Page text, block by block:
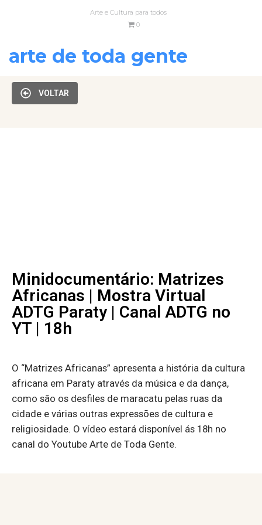
Arte e Cultura para todos
0
arte de toda gente
VOLTAR
Minidocumentário: Matrizes
Africanas | Mostra Virtual
ADTG Paraty | Canal ADTG no
YT | 18h
O “Matrizes Africanas” apresenta a história da cultura
africana em Paraty através da música e da dança,
como são os desfiles de maracatu pelas ruas da
cidade e várias outras expressões de cultura e
religiosidade. O vídeo estará disponível ás 18h no
canal do Youtube Arte de Toda Gente.